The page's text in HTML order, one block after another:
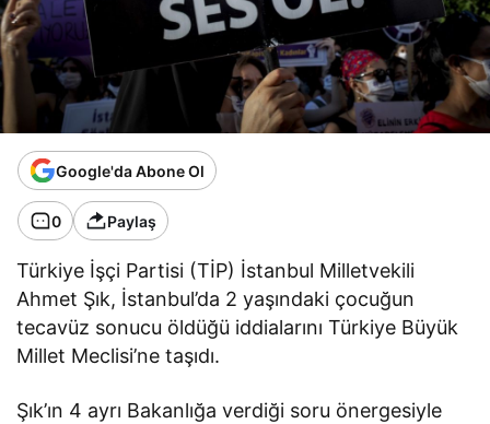
Google'da Abone Ol
0 Paylaş
Türkiye İşçi Partisi (TİP) İstanbul Milletvekili
Ahmet Şık, İstanbul’da 2 yaşındaki çocuğun
tecavüz sonucu öldüğü iddialarını Türkiye Büyük
Millet Meclisi’ne taşıdı.
Şık’ın 4 ayrı Bakanlığa verdiği soru önergesiyle